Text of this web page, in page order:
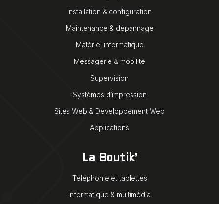
Installation & configuration
Maintenance & dépannage
Matériel informatique
Messagerie & mobilité
Supervision
Systèmes d’impression
Sites Web & Développement Web
Applications
La Boutik’
Téléphonie et tablettes
Informatique & multimédia